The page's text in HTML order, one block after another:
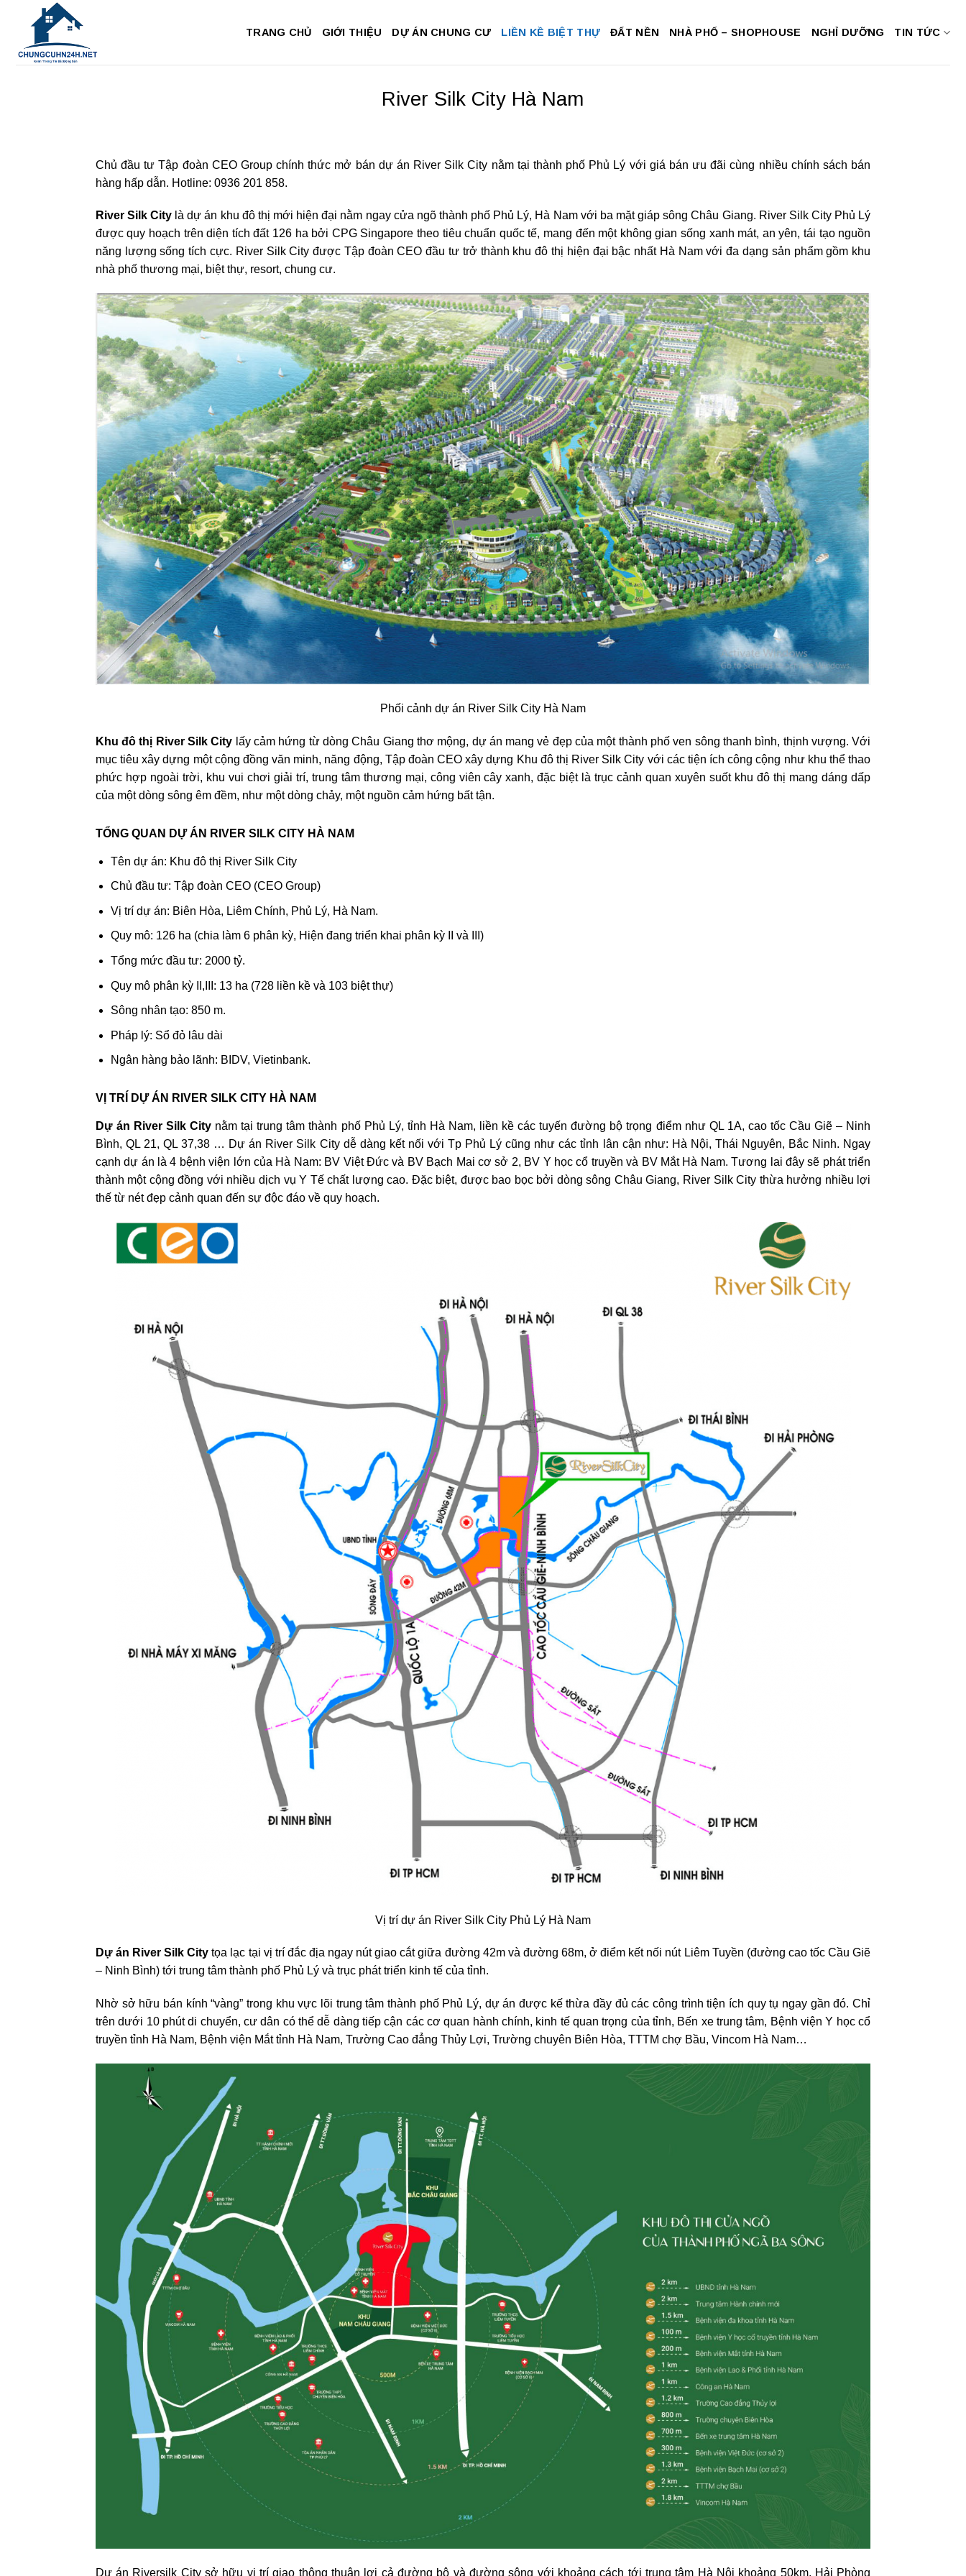
dung
TRANG CHỦ GIỚI THIỆU DỰ ÁN CHUNG CƯ LIỀN KỀ BIỆT THỰ ĐẤT NỀN NHÀ PHỐ – SHOPHOUSE NGHỈ DƯỠNG TIN TỨC
River Silk City Hà Nam
Chủ đầu tư Tập đoàn CEO Group chính thức mở bán dự án River Silk City nằm tại thành phố Phủ Lý với giá bán ưu đãi cùng nhiều chính sách bán
hàng hấp dẫn. Hotline: 0936 201 858.
River Silk City là dự án khu đô thị mới hiện đại nằm ngay cửa ngõ thành phố Phủ Lý, Hà Nam với ba mặt giáp sông Châu Giang. River Silk City Phủ Lý
được quy hoạch trên diện tích đất 126 ha bởi CPG Singapore theo tiêu chuẩn quốc tế, mang đến một không gian sống xanh mát, an yên, tái tạo nguồn
năng lượng sống tích cực. River Silk City được Tập đoàn CEO đầu tư trở thành khu đô thị hiện đại bậc nhất Hà Nam với đa dạng sản phẩm gồm khu
nhà phố thương mại, biệt thự, resort, chung cư.
Phối cảnh dự án River Silk City Hà Nam
Khu đô thị River Silk City lấy cảm hứng từ dòng Châu Giang thơ mộng, dự án mang vẻ đẹp của một thành phố ven sông thanh bình, thịnh vượng. Với
mục tiêu xây dựng một cộng đồng văn minh, năng động, Tập đoàn CEO xây dựng Khu đô thị River Silk City với các tiện ích công cộng như khu thể thao
phức hợp ngoài trời, khu vui chơi giải trí, trung tâm thương mại, công viên cây xanh, đặc biệt là trục cảnh quan xuyên suốt khu đô thị mang dáng dấp
của một dòng sông êm đềm, như một dòng chảy, một nguồn cảm hứng bất tận.
TỔNG QUAN DỰ ÁN RIVER SILK CITY HÀ NAM
Tên dự án: Khu đô thị River Silk City
Chủ đầu tư: Tập đoàn CEO (CEO Group)
Vị trí dự án: Biên Hòa, Liêm Chính, Phủ Lý, Hà Nam.
Quy mô: 126 ha (chia làm 6 phân kỳ, Hiện đang triển khai phân kỳ II và III)
Tổng mức đầu tư: 2000 tỷ.
Quy mô phân kỳ II,III: 13 ha (728 liền kề và 103 biệt thự)
Sông nhân tạo: 850 m.
Pháp lý: Sổ đỏ lâu dài
Ngân hàng bảo lãnh: BIDV, Vietinbank.
VỊ TRÍ DỰ ÁN RIVER SILK CITY HÀ NAM
Dự án River Silk City nằm tại trung tâm thành phố Phủ Lý, tỉnh Hà Nam, liền kề các tuyến đường bộ trọng điểm như QL 1A, cao tốc Cầu Giẽ – Ninh
Bình, QL 21, QL 37,38 … Dự án River Silk City dễ dàng kết nối với Tp Phủ Lý cũng như các tỉnh lân cận như: Hà Nội, Thái Nguyên, Bắc Ninh. Ngay
cạnh dự án là 4 bệnh viện lớn của Hà Nam: BV Việt Đức và BV Bạch Mai cơ sở 2, BV Y học cổ truyền và BV Mắt Hà Nam. Tương lai đây sẽ phát triển
thành một cộng đồng với nhiều dịch vụ Y Tế chất lượng cao. Đặc biệt, được bao bọc bởi dòng sông Châu Giang, River Silk City thừa hưởng nhiều lợi
thế từ nét đẹp cảnh quan đến sự độc đáo về quy hoạch.
Vị trí dự án River Silk City Phủ Lý Hà Nam
Dự án River Silk City tọa lạc tại vị trí đắc địa ngay nút giao cắt giữa đường 42m và đường 68m, ở điểm kết nối nút Liêm Tuyền (đường cao tốc Cầu Giẽ
– Ninh Bình) tới trung tâm thành phố Phủ Lý và trục phát triển kinh tế của tỉnh.
Nhờ sở hữu bán kính “vàng” trong khu vực lõi trung tâm thành phố Phủ Lý, dự án được kế thừa đầy đủ các công trình tiện ích quy tụ ngay gần đó. Chỉ
trên dưới 10 phút di chuyển, cư dân có thể dễ dàng tiếp cận các cơ quan hành chính, kinh tế quan trọng của tỉnh, Bến xe trung tâm, Bệnh viện Y học cổ
truyền tỉnh Hà Nam, Bệnh viện Mắt tỉnh Hà Nam, Trường Cao đẳng Thủy Lợi, Trường chuyên Biên Hòa, TTTM chợ Bầu, Vincom Hà Nam…
Dự án Riversilk City sở hữu vị trí giao thông thuận lợi cả đường bộ và đường sông với khoảng cách tới trung tâm Hà Nội khoảng 50km, Hải Phòng